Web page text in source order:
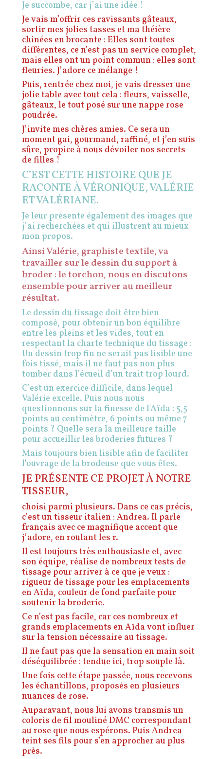
Je succombe, car j’ai une idée !
Je vais m’offrir ces ravissants gâteaux,
sortir mes jolies tasses et ma théière
chinées en brocante : Elles sont toutes
différentes, ce n’est pas un service complet,
mais elles ont un point commun : elles sont
fleuries. J’adore ce mélange !
Puis, rentrée chez moi, je vais dresser une
jolie table avec tout cela : fleurs, vaisselle,
gâteaux, le tout posé sur une nappe rose
poudrée.
J’invite mes chères amies. Ce sera un
moment gai, gourmand, raffiné, et j’en suis
sûre, propice à nous dévoiler nos secrets
de filles !
C’EST CETTE HISTOIRE QUE JE
RACONTE À VÉRONIQUE, VALÉRIE
ET VALÉRIANE.
Je leur présente également des images que
j’ai recherchées et qui illustrent au mieux
mon propos.
Ainsi Valérie, graphiste textile, va
travailler sur le dessin du support à
broder : le torchon, nous en discutons
ensemble pour arriver au meilleur
résultat.
Le dessin du tissage doit être bien
composé, pour obtenir un bon équilibre
entre les pleins et les vides, tout en
respectant la charte technique du tissage :
Un dessin trop fin ne serait pas lisible une
fois tissé, mais il ne faut pas non plus
tomber dans l’écueil d’un trait trop lourd.
C’est un exercice difficile, dans lequel
Valérie excelle. Puis nous nous
questionnons sur la finesse de l'Aïda : 5,5
points au centimètre, 6 points ou même 7
points ? Quelle sera la meilleure taille
pour accueillir les broderies futures ?
Mais toujours bien lisible afin de faciliter
l'ouvrage de la brodeuse que vous êtes.
JE PRÉSENTE CE PROJET À NOTRE
TISSEUR,
choisi parmi plusieurs. Dans ce cas précis,
c’est un tisseur italien : Andrea. Il parle
français avec ce magnifique accent que
j’adore, en roulant les r.
Il est toujours très enthousiaste et, avec
son équipe, réalise de nombreux tests de
tissage pour arriver à ce que je veux :
rigueur de tissage pour les emplacements
en Aïda, couleur de fond parfaite pour
soutenir la broderie.
Ce n’est pas facile, car ces nombreux et
grands emplacements en Aïda vont influer
sur la tension nécessaire au tissage.
Il ne faut pas que la sensation en main soit
déséquilibrée : tendue ici, trop souple là.
Une fois cette étape passée, nous recevons
les échantillons, proposés en plusieurs
nuances de rose.
Auparavant, nous lui avons transmis un
coloris de fil mouliné DMC correspondant
au rose que nous espérons. Puis Andrea
teint ses fils pour s’en approcher au plus
près.